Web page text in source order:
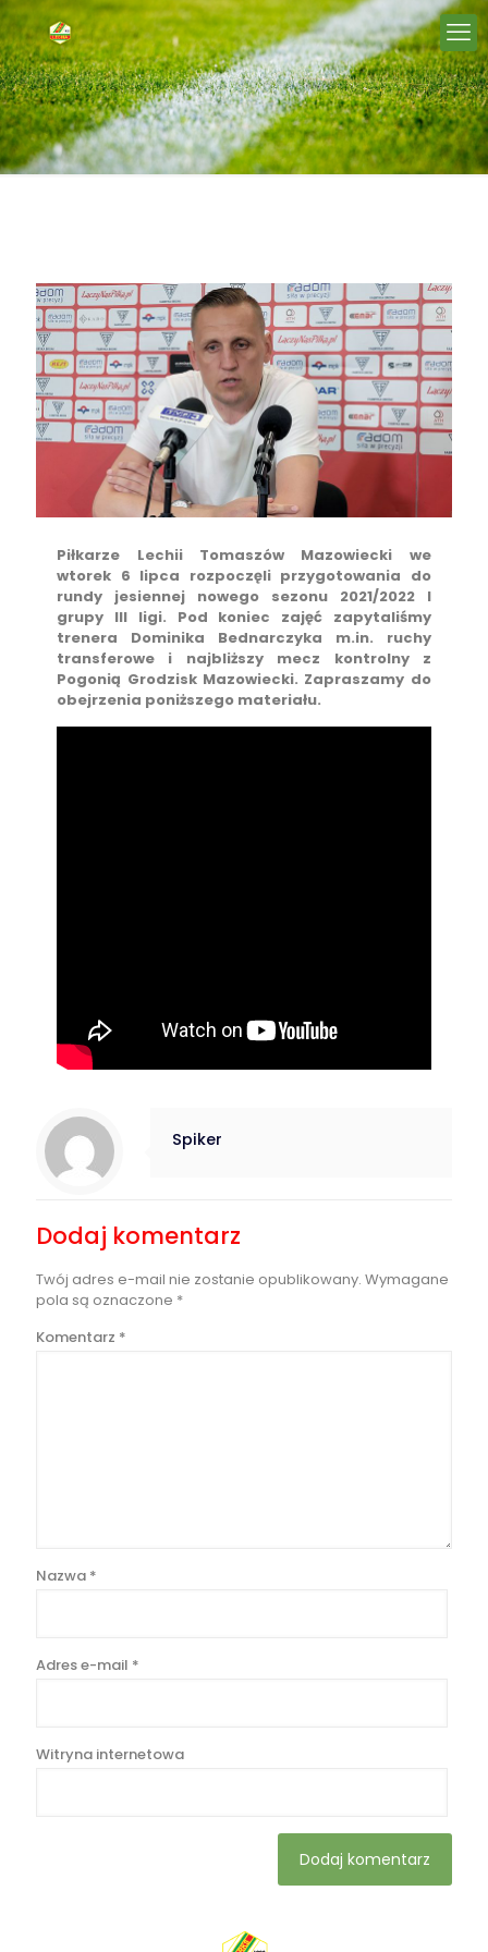
Piłkarze Lechii Tomaszów Mazowiecki we
wtorek 6 lipca rozpoczęli przygotowania do
rundy jesiennej nowego sezonu 2021/2022 I
grupy III ligi. Pod koniec zajęć zapytaliśmy
trenera Dominika Bednarczyka m.in. ruchy
transferowe i najbliższy mecz kontrolny z
Pogonią Grodzisk Mazowiecki. Zapraszamy do
obejrzenia poniższego materiału.
Spiker
Dodaj komentarz
Twój adres e-mail nie zostanie opublikowany. Wymagane
pola są oznaczone *
Komentarz *
Nazwa *
Adres e-mail *
Witryna internetowa